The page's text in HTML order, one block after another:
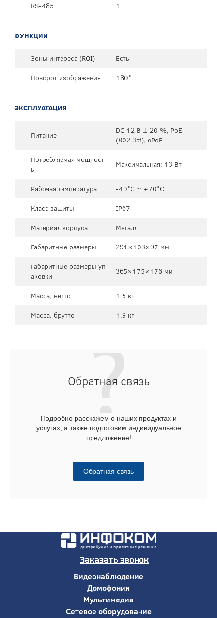
RS-485
1
ФУНКЦИИ
Зоны интереса (ROI)
Есть
Поворот изображения
180°
ЭКСПЛУАТАЦИЯ
Питание
DC 12 В ± 20 %, PoE
(802.3af), ePoE
Потребляемая мощност
ь
Максимальная: 13 Вт
Рабочая температура
-40°C ~ +70°C
Класс защиты
IP67
Материал корпуса
Металл
Габаритные размеры
291×103×97 мм
Габаритные размеры уп
аковки
365×175×176 мм
Масса, нетто
1.5 кг
Масса, брутто
1.9 кг
Обратная связь
Подробно расскажем о наших продуктах и
услугах, а также подготовим индивидуальное
предложение!
Обратная связь
Заказать звонок
Видеонаблюдение
Домофония
Мультимедиа
Сетевое оборудование